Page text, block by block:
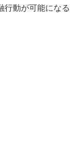
行動が可能になる